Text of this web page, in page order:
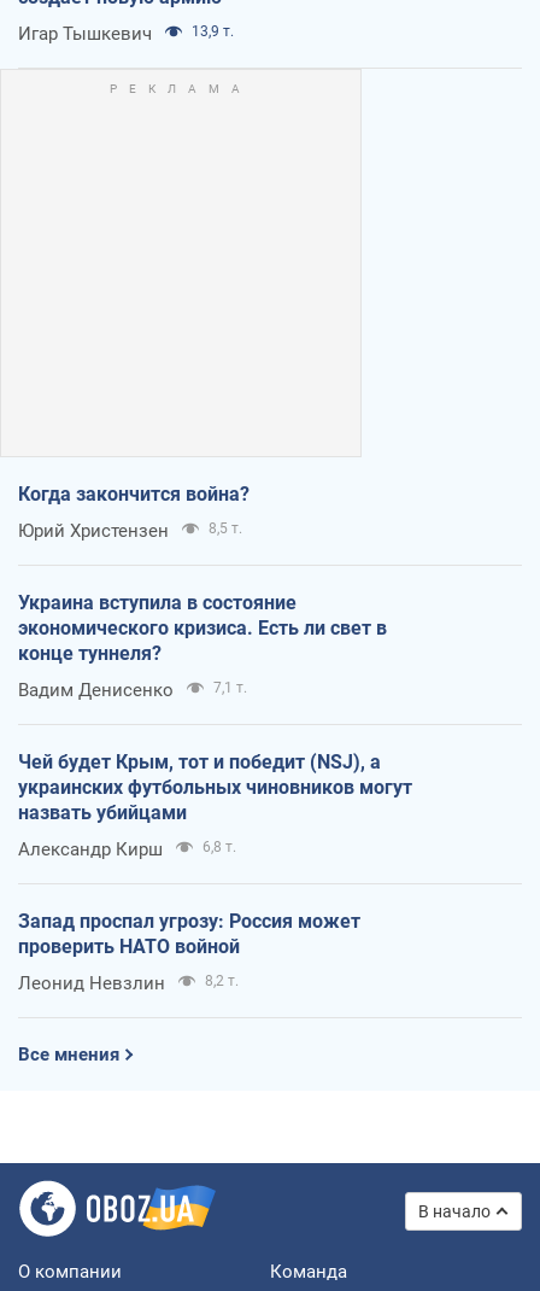
Игар Тышкевич 13,9 т.
Когда закончится война?
Юрий Христензен 8,5 т.
Украина вступила в состояние
экономического кризиса. Есть ли свет в
конце туннеля?
Вадим Денисенко 7,1 т.
Чей будет Крым, тот и победит (NSJ), а
украинских футбольных чиновников могут
назвать убийцами
Александр Кирш 6,8 т.
Запад проспал угрозу: Россия может
проверить НАТО войной
Леонид Невзлин 8,2 т.
Все мнения
В начало
О компании Команда